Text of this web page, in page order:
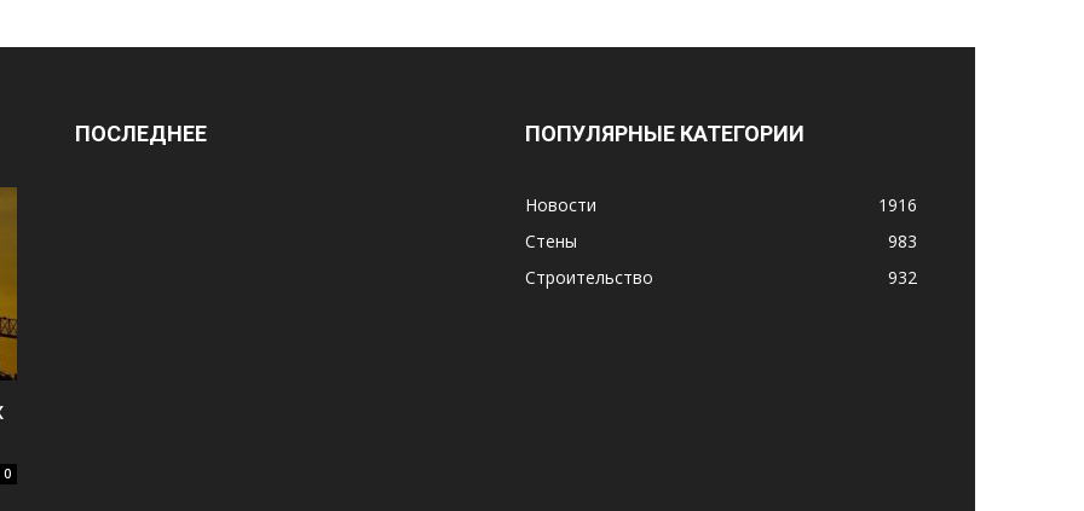
0
ПОСЛЕДНЕЕ ПОПУЛЯРНЫЕ КАТЕГОРИИ
Новости
1916
Стены
983
Строительство
932